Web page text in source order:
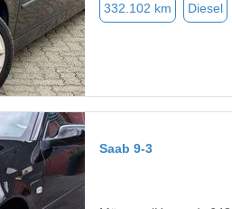
332.102 km Diesel
Saab 9-3